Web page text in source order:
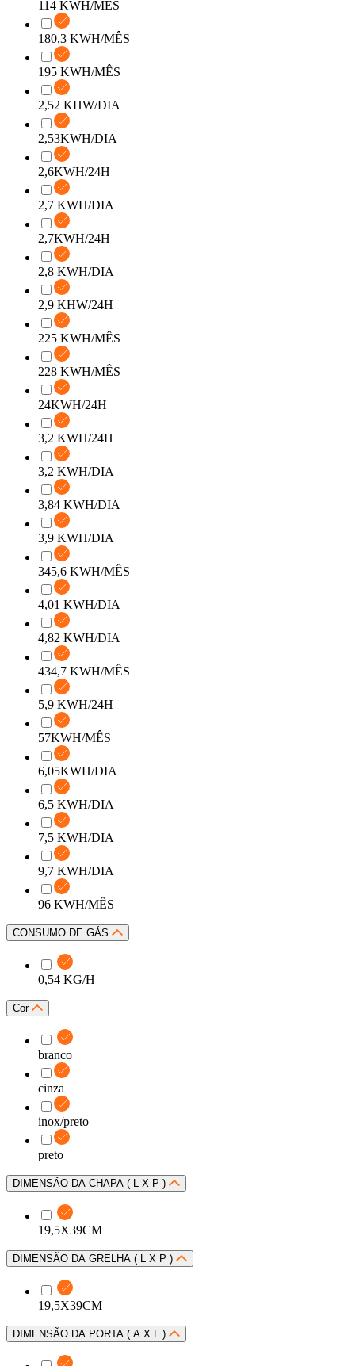
114 KWH/MÊS
180,3 KWH/MÊS
195 KWH/MÊS
2,52 KHW/DIA
2,53KWH/DIA
2,6KWH/24H
2,7 KWH/DIA
2,7KWH/24H
2,8 KWH/DIA
2,9 KHW/24H
225 KWH/MÊS
228 KWH/MÊS
24KWH/24H
3,2 KWH/24H
3,2 KWH/DIA
3,84 KWH/DIA
3,9 KWH/DIA
345,6 KWH/MÊS
4,01 KWH/DIA
4,82 KWH/DIA
434,7 KWH/MÊS
5,9 KWH/24H
57KWH/MÊS
6,05KWH/DIA
6,5 KWH/DIA
7,5 KWH/DIA
9,7 KWH/DIA
96 KWH/MÊS
CONSUMO DE GÁS
0,54 KG/H
Cor
branco
cinza
inox/preto
preto
DIMENSÃO DA CHAPA ( L X P )
19,5X39CM
DIMENSÃO DA GRELHA ( L X P )
19,5X39CM
DIMENSÃO DA PORTA ( A X L )